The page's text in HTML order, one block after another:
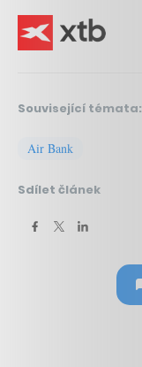
Související témata:
Air Bank
Sdílet článek